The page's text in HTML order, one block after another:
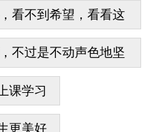
看不到希望，看看这
章
不过是不动声色地坚
了
课学习
更美好